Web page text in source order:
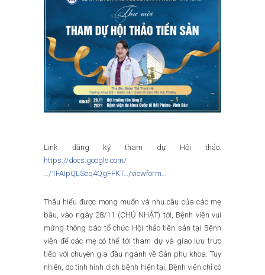
Link đăng ký tham dự Hội thảo:
https://docs.google.com/
…/1FAIpQLSeq4QgFFKT…/viewform…
Thấu hiểu được mong muốn và nhu cầu của các mẹ
bầu, vào ngày 28/11 (CHỦ NHẬT) tới, Bệnh viện vui
mừng thông báo tổ chức Hội thảo tiền sản tại Bệnh
viện để các mẹ có thể tới tham dự và giao lưu trực
tiếp với chuyên gia đầu ngành về Sản phụ khoa. Tuy
nhiên, do tình hình dịch bệnh hiện tại, Bệnh viện chỉ có